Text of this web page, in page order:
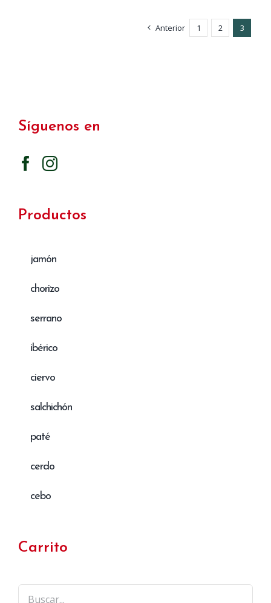
Anterior 1 2 3
Síguenos en
Productos
jamón
chorizo
serrano
ibérico
ciervo
salchichón
paté
cerdo
cebo
Carrito